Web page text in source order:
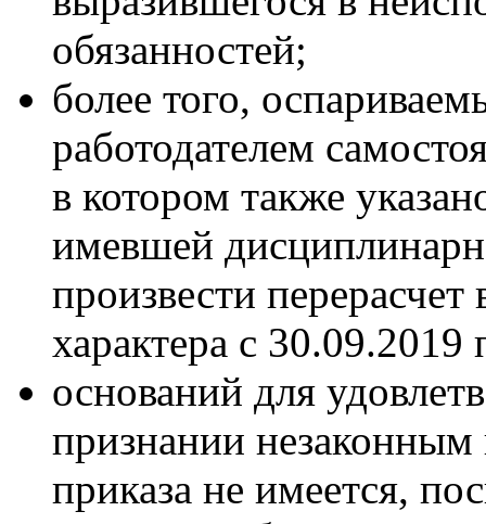
обязанностей;
более того,
работодателем
в котором также
имевшей
произвести
характера с
оснований для
признании незаконным
приказа не имеется,